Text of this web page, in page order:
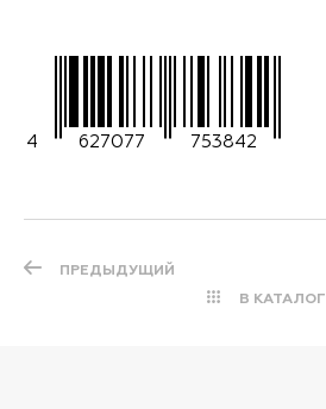
4 627077 753842
ПРЕДЫДУЩИЙ
В КАТАЛОГ